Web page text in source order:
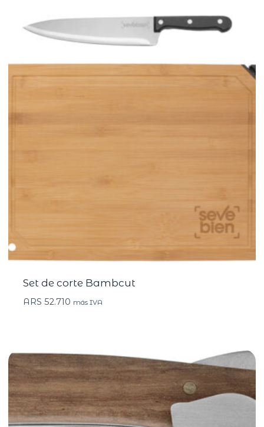
Set de corte Bambcut
ARS 52.710 más IVA